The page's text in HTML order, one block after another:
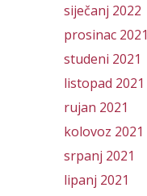
siječanj 2022
prosinac 2021
studeni 2021
listopad 2021
rujan 2021
kolovoz 2021
srpanj 2021
lipanj 2021